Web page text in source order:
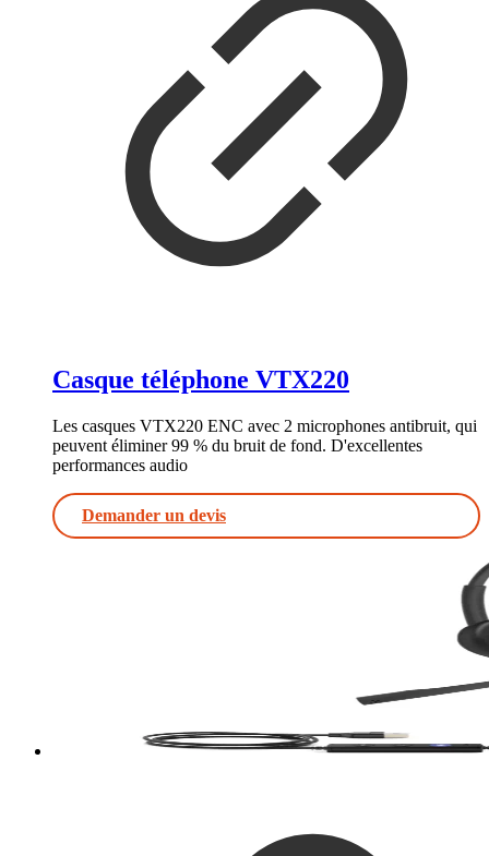
Casque téléphone VTX220
Les casques VTX220 ENC avec 2 microphones antibruit, qui
peuvent éliminer 99 % du bruit de fond. D'excellentes
performances audio
Demander un devis